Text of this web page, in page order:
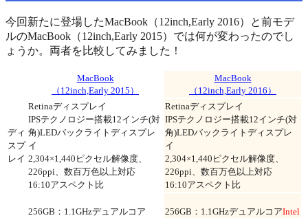
今回新たに登場したMacBook（12inch,Early 2016）と前モデ
ルのMacBook（12inch,Early 2015）では何が変わったのでし
ょうか。両者を比較してみました！
MacBook
（12inch,Early 2015）
MacBook
（12inch,Early 2016）
ディ
スプ
レイ
Retinaディスプレイ
IPSテクノロジー搭載12インチ(対
角)LEDバックライトディスプレ
イ
2,304×1,440ピクセル解像度、
226ppi、数百万色以上対応
16:10アスペクト比
Retinaディスプレイ
IPSテクノロジー搭載12インチ(対
角)LEDバックライトディスプレ
イ
2,304×1,440ピクセル解像度、
226ppi、数百万色以上対応
16:10アスペクト比
256GB：1.1GHzデュアルコア
256GB：1.1GHzデュアルコアIntel